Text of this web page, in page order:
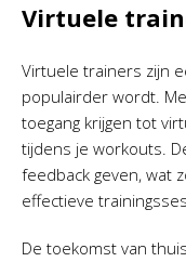
Virtuele
Virtuele trainers zijn
populairder wordt.
toegang krijgen tot
tijdens je workouts.
feedback geven, wat
effectieve
De toekomst van